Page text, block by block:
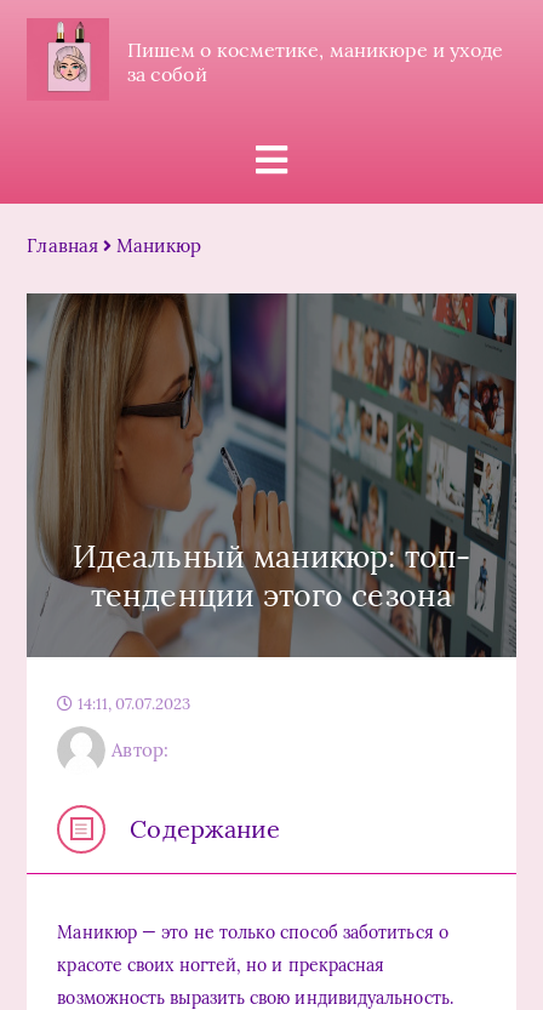
Пишем о косметике, маникюре и уходе
за собой
Главная Маникюр
Идеальный маникюр: топ-
тенденции этого сезона
14:11, 07.07.2023
Автор:
Содержание
Маникюр — это не только способ заботиться о
красоте своих ногтей, но и прекрасная
возможность выразить свою индивидуальность.